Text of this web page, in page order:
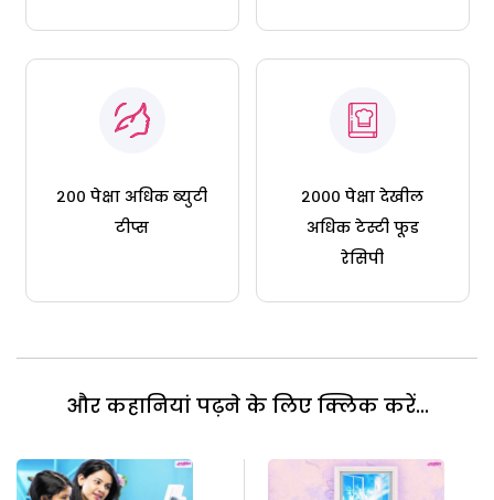
२०० पेक्षा अधिक ब्युटी
टीप्स
२००० पेक्षा देखील
अधिक टेस्टी फूड
रेसिपी
और कहानियां पढ़ने के लिए क्लिक करें...